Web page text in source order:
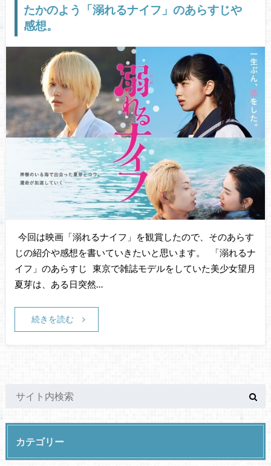
たかのよう「溺れるナイフ」のあらすじや
感想。
今回は映画「溺れるナイフ」を観賞したので、そのあらす
じの紹介や感想を書いていきたいと思います。 「溺れるナ
イフ」のあらすじ 東京で雑誌モデルをしていた美少女望月
夏芽は、ある日突然…
続きを読む
カテゴリー